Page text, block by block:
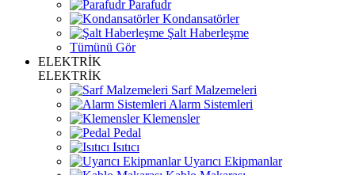
Parafudr
Kondansatörler
Şalt Haberleşme
Tümünü Gör
ELEKTRİK
ELEKTRİK
Sarf Malzemeleri
Alarm Sistemleri
Klemensler
Pedal
Isıtıcı
Uyarıcı Ekipmanlar